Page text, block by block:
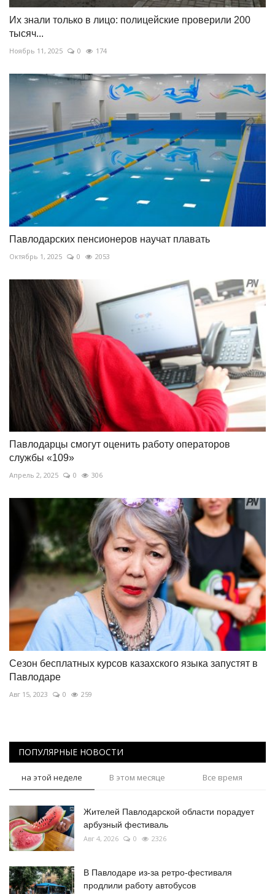
Их знали только в лицо: полицейские проверили 200
тысяч...
Ноябрь 11, 2025 0 174
Павлодарских пенсионеров научат плавать
Октябрь 1, 2025 0 2053
Павлодарцы смогут оценить работу операторов
службы «109»
Апрель 2, 2025 0 306
Сезон бесплатных курсов казахского языка запустят в
Павлодаре
Авг 15, 2023 0 259
ПОПУЛЯРНЫЕ НОВОСТИ
на этой неделе В этом месяце Все время
Жителей Павлодарской области порадует
арбузный фестиваль
Авг 4, 2026 0 2326
В Павлодаре из-за ретро-фестиваля
продлили работу автобусов